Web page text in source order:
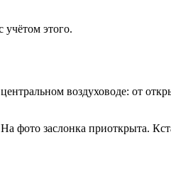
этого.
воздуховоде: от
фото заслонка приоткрыта.